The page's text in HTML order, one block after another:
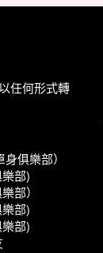
任何形式轉
俱樂部）
部)
部）
部)
部)